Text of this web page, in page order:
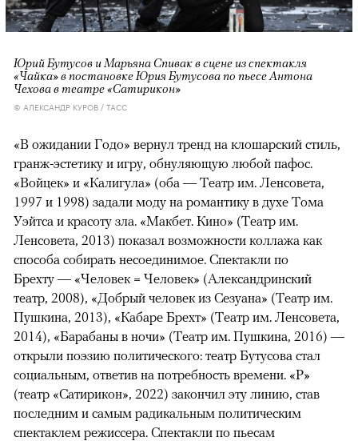
Юрий Бутусов и Марьяна Спивак в сцене из спектакля
«Чайка» в постановке Юрия Бутусова по пьесе Антона
Чехова в театре «Сатирикон»
© АЛЕКСАНДР КУРОВ / ТАСС
«В ожидании Годо» вернул тренд на клошарский стиль,
гранж-эстетику и игру, обнуляющую любой пафос.
«Войцек» и «Калигула» (оба — Театр им. Ленсовета,
1997 и 1998) задали моду на романтику в духе Тома
Уэйтса и красоту зла. «Макбет. Кино» (Театр им.
Ленсовета, 2013) показал возможности коллажа как
способа собирать несоединимое. Спектакли по
Брехту — «Человек = Человек» (Александринский
театр, 2008), «Добрый человек из Сезуана» (Театр им.
Пушкина, 2013), «Кабаре Брехт» (Театр им. Ленсовета,
2014), «Барабаны в ночи» (Театр им. Пушкина, 2016) —
открыли поэзию политического: театр Бутусова стал
социальным, ответив на потребность времени. «Р»
(театр «Сатирикон», 2022) закончил эту линию, став
последним и самым радикальным политическим
спектаклем режиссера. Спектакли по пьесам